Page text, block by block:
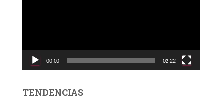
c
d
00:00 02:22
TENDENCIAS